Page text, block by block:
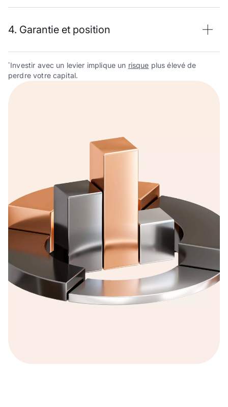
4. Garantie et position
* Investir avec un levier implique un risque plus élevé de
perdre votre capital.